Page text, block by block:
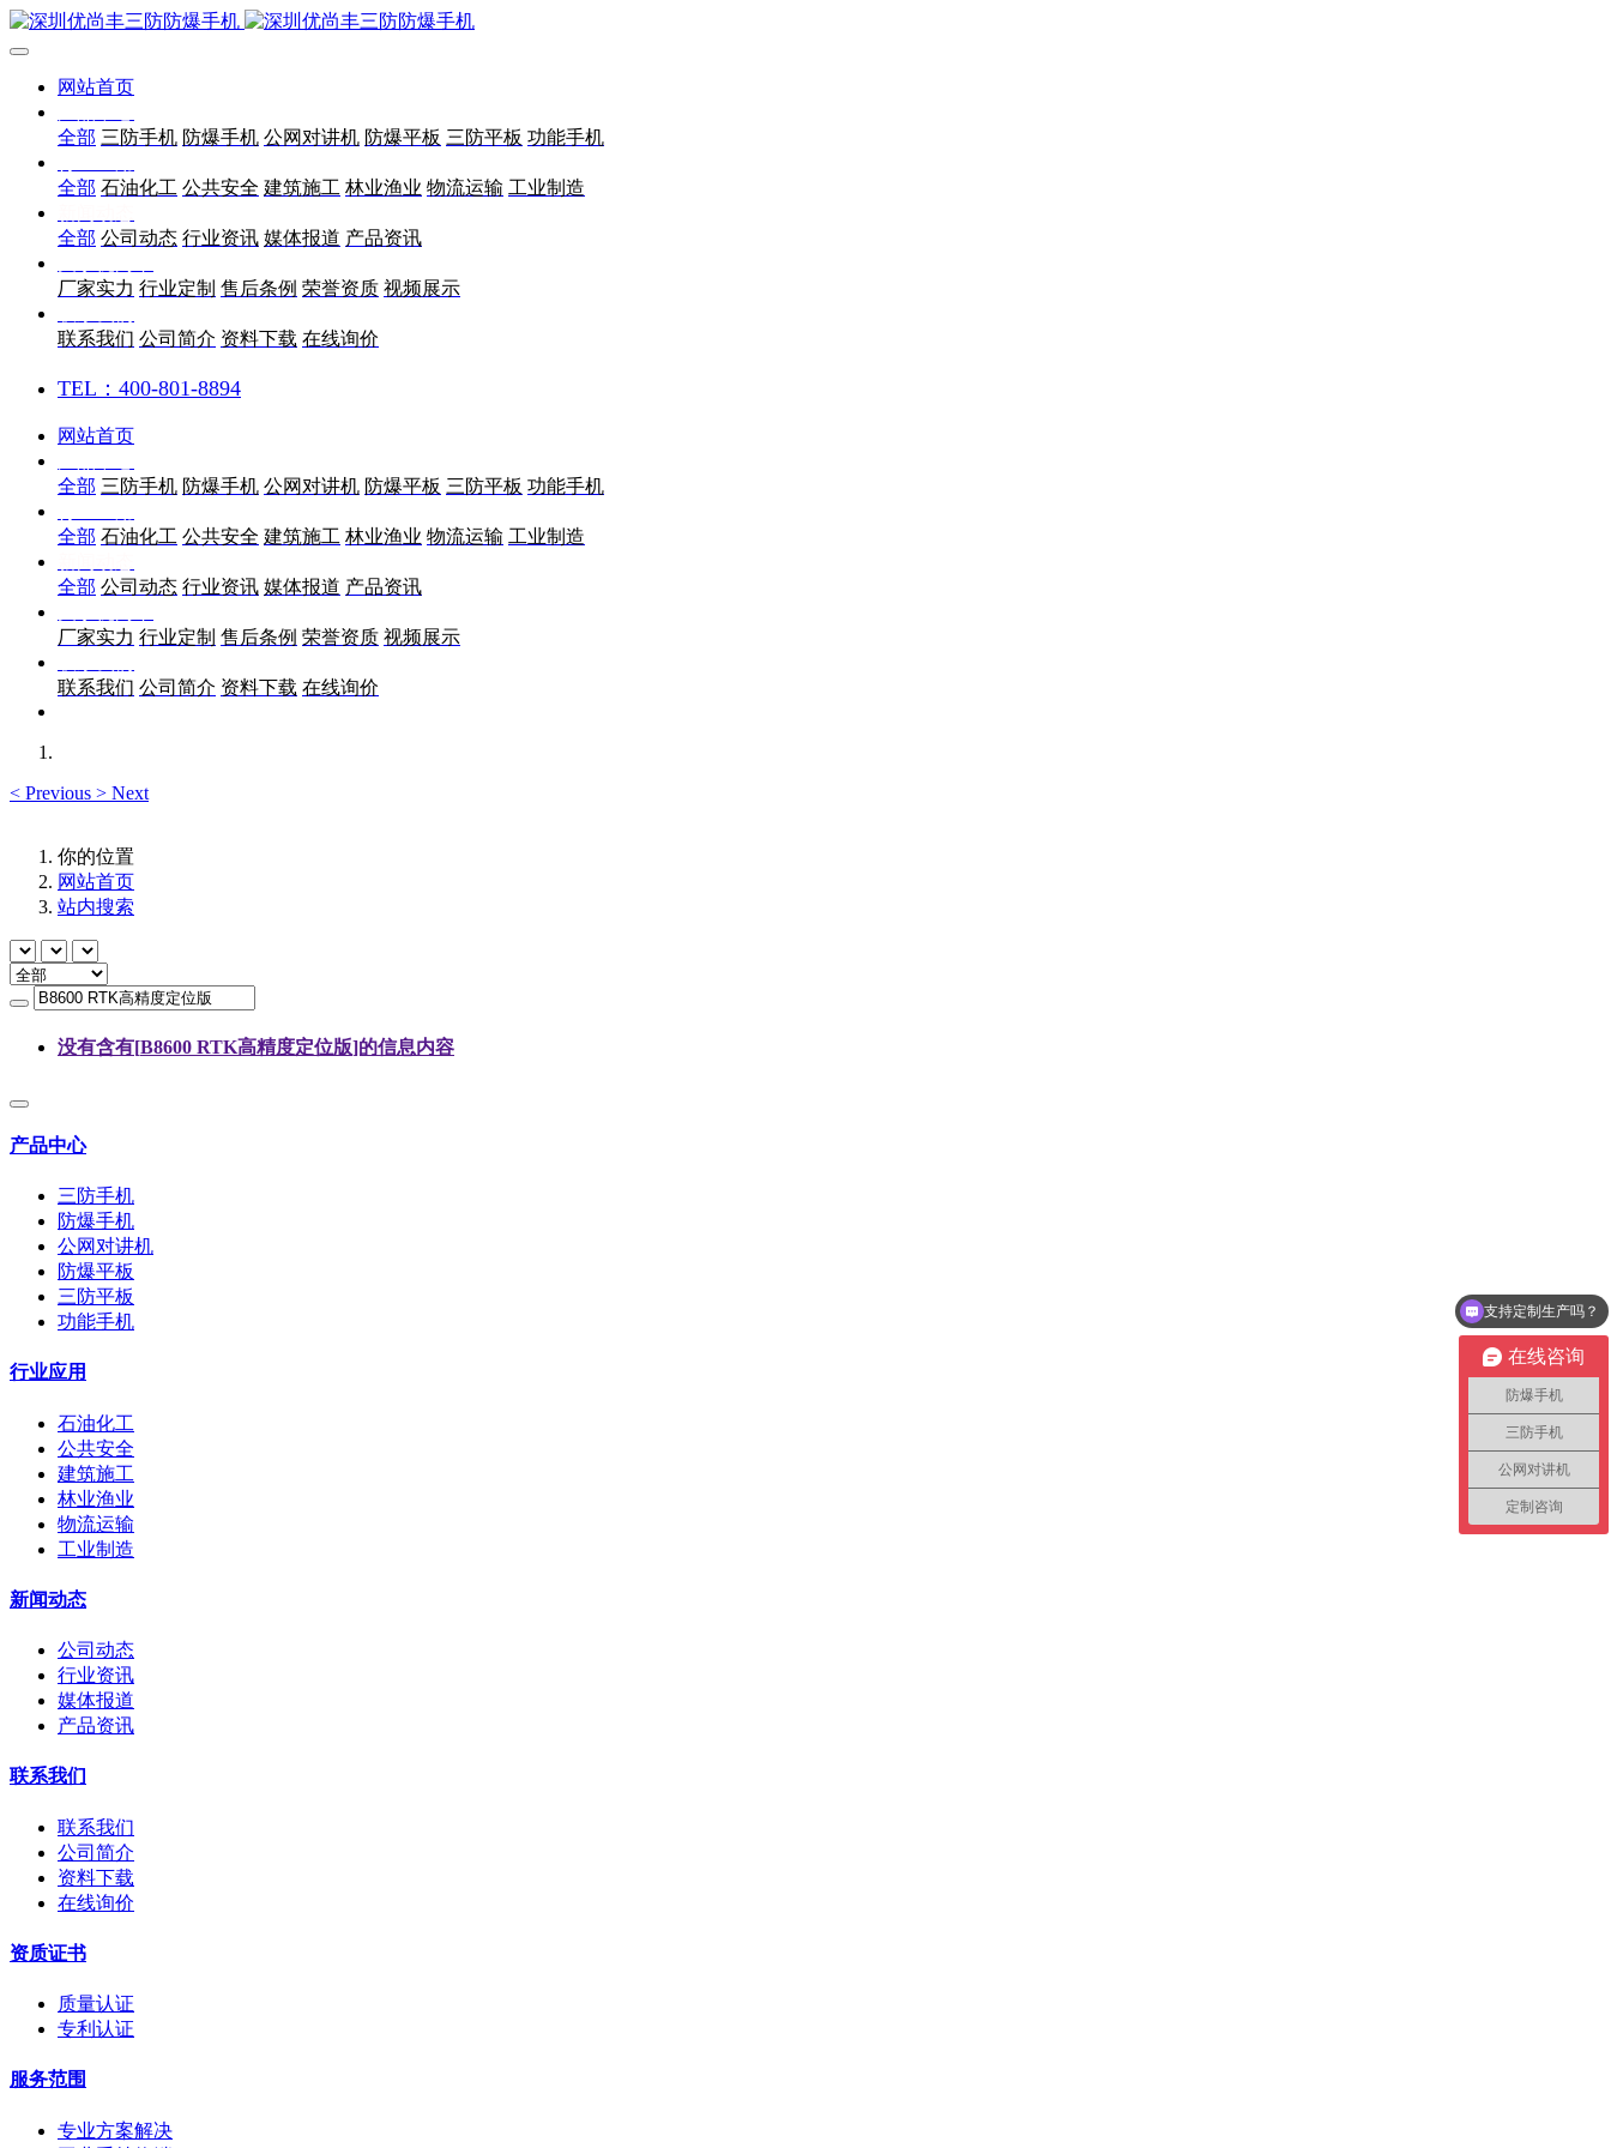
网站首页
全部 三防手机 防爆手机 公网对讲机 防爆平板 三防平板 功能手机
全部 石油化工 公共安全 建筑施工 林业渔业 物流运输 工业制造
全部 公司动态 行业资讯 媒体报道 产品资讯
厂家实力 行业定制 售后条例 荣誉资质 视频展示
联系我们 公司简介 资料下载 在线询价
TEL：400-801-8894
网站首页
全部 三防手机 防爆手机 公网对讲机 防爆平板 三防平板 功能手机
全部 石油化工 公共安全 建筑施工 林业渔业 物流运输 工业制造
全部 公司动态 行业资讯 媒体报道 产品资讯
厂家实力 行业定制 售后条例 荣誉资质 视频展示
联系我们 公司简介 资料下载 在线询价
< Previous > Next
你的位置
网站首页
站内搜索
没有含有[B8600 RTK高精度定位版]的信息内容
产品中心
三防手机
防爆手机
公网对讲机
防爆平板
三防平板
功能手机
行业应用
石油化工
公共安全
建筑施工
林业渔业
物流运输
工业制造
新闻动态
公司动态
行业资讯
媒体报道
产品资讯
联系我们
联系我们
公司简介
资料下载
在线询价
资质证书
质量认证
专利认证
服务范围
专业方案解决
在线咨询
防爆手机
三防手机
公网对讲机
定制咨询
销售微信